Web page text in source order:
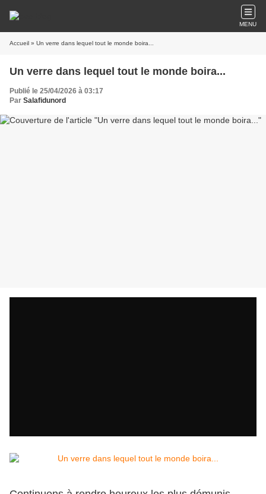
MENU
Accueil » Un verre dans lequel tout le monde boira...
Un verre dans lequel tout le monde boira...
Publié le 25/04/2026 à 03:17
Par Salafidunord